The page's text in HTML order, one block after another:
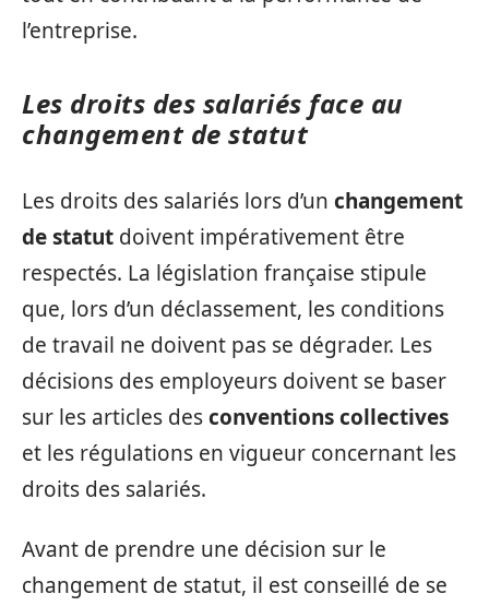
l’entreprise.
Les droits des salariés face au
changement de statut
Les droits des salariés lors d’un changement
de statut doivent impérativement être
respectés. La législation française stipule
que, lors d’un déclassement, les conditions
de travail ne doivent pas se dégrader. Les
décisions des employeurs doivent se baser
sur les articles desconventions collectives
et les régulations en vigueur concernant les
droits des salariés.
Avant de prendre une décision sur le
changement de statut, il est conseillé de se